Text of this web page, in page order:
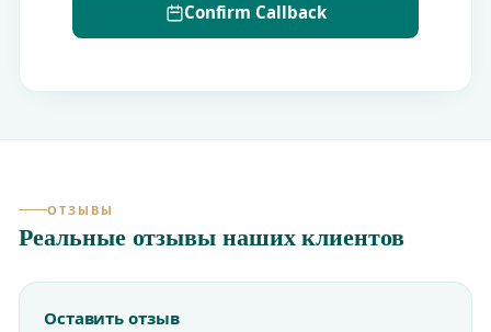
Confirm Callback
ОТЗЫВЫ
Реальные отзывы наших клиентов
Оставить отзыв